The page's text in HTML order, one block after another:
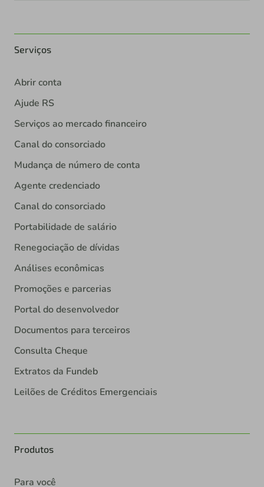
Serviços
Abrir conta
Ajude RS
Serviços ao mercado financeiro
Canal do consorciado
Mudança de número de conta
Agente credenciado
Canal do consorciado
Portabilidade de salário
Renegociação de dívidas
Análises econômicas
Promoções e parcerias
Portal do desenvolvedor
Documentos para terceiros
Consulta Cheque
Extratos da Fundeb
Leilões de Créditos Emergenciais
Produtos
Para você